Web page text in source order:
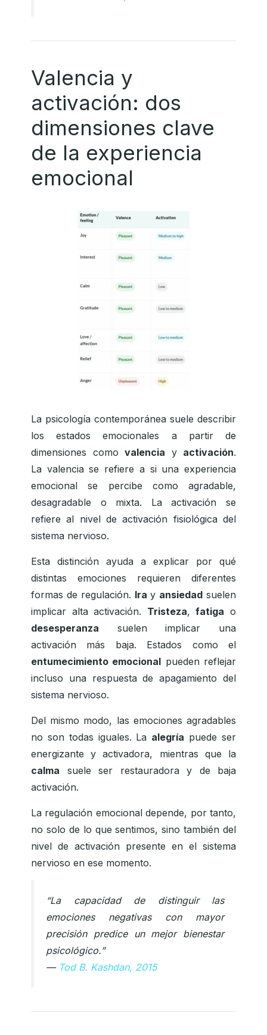
Valencia y
activación: dos
dimensiones clave
de la experiencia
emocional
La psicología contemporánea suele describir
los estados emocionales a partir de
dimensiones como valencia y activación.
La valencia se refiere a si una experiencia
emocional se percibe como agradable,
desagradable o mixta. La activación se
refiere al nivel de activación fisiológica del
sistema nervioso.
Esta distinción ayuda a explicar por qué
distintas emociones requieren diferentes
formas de regulación. Ira y ansiedad suelen
implicar alta activación. Tristeza,fatiga o
desesperanza suelen implicar una
activación más baja. Estados como el
entumecimiento emocional pueden reflejar
incluso una respuesta de apagamiento del
sistema nervioso.
Del mismo modo, las emociones agradables
no son todas iguales. La alegría puede ser
energizante y activadora, mientras que la
calma suele ser restauradora y de baja
activación.
La regulación emocional depende, por tanto,
no solo de lo que sentimos, sino también del
nivel de activación presente en el sistema
nervioso en ese momento.
“La capacidad de distinguir las
emociones negativas con mayor
precisión predice un mejor bienestar
psicológico.”
— Tod B. Kashdan, 2015